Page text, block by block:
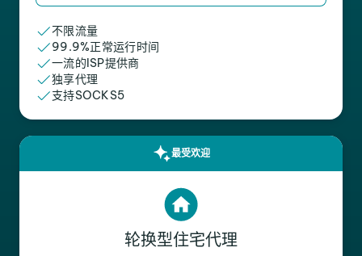
不限流量
99.9%正常运行时间
一流的ISP提供商
独享代理
支持SOCKS5
最受欢迎
轮换型住宅代理